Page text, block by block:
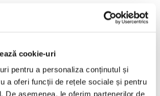
cookie-uri
pentru a personaliza conținutul și
a oferi funcții de rețele sociale și pentru
De asemenea, le oferim partenerilor de
2025